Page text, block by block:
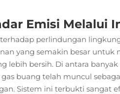
Emisi Melalui
perlindungan
yang semakin besar untuk
lebih bersih. Di antara
buang telah muncul
Sistem ini terbukti sangat